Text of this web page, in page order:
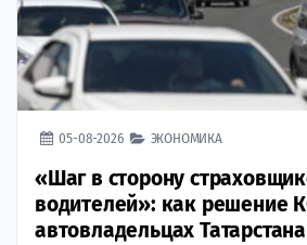
05-08-2026 ЭКОНОМИКА
«Шаг в сторону
водителей»: как решение
автовладельцах Татарстана